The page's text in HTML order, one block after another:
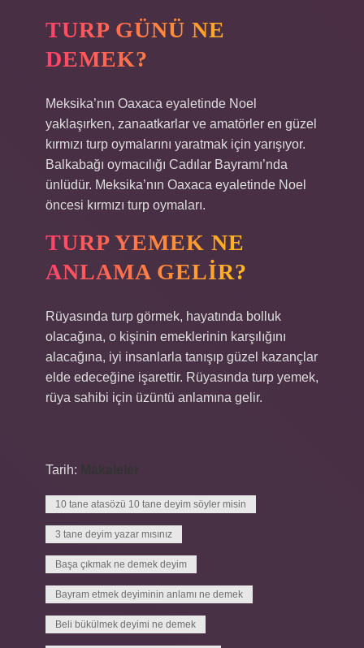
TURP GÜNÜ NE
DEMEK?
Meksika’nın Oaxaca eyaletinde Noel
yaklaşırken, zanaatkarlar ve amatörler en güzel
kırmızı turp oymalarını yaratmak için yarışıyor.
Balkabağı oymacılığı Cadılar Bayramı’nda
ünlüdür. Meksika’nın Oaxaca eyaletinde Noel
öncesi kırmızı turp oymaları.
TURP YEMEK NE
ANLAMA GELIR?
Rüyasında turp görmek, hayatında bolluk
olacağına, o kişinin emeklerinin karşılığını
alacağına, iyi insanlarla tanışıp güzel kazançlar
elde edeceğine işarettir. Rüyasında turp yemek,
rüya sahibi için üzüntü anlamına gelir.
Tarih:
10 tane atasözü 10 tane deyim söyler misin
3 tane deyim yazar mısınız
Başa çıkmak ne demek deyim
Bayram etmek deyiminin anlamı ne demek
Beli bükülmek deyimi ne demek